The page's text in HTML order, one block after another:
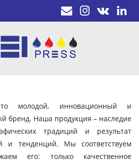
молодой, инновационный и
бренд. Наша продукция – наследие
традиций и результат
и тенденций. Мы соответствуем
его: только качественное